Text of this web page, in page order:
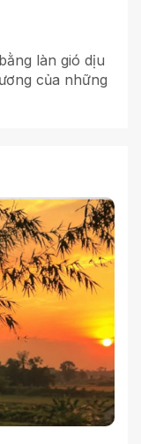
làn gió dịu
của những